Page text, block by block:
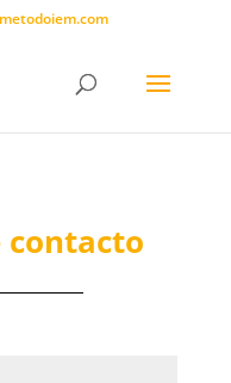
contacto